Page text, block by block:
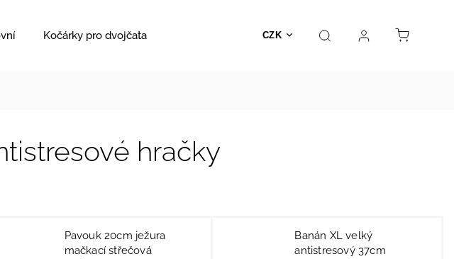
CZK
Kočárky pro dvojčata Hračky Prodejna Kontakt
hračky
Pavouk 20cm ježura
mačkací střečová
Banán XL velký
antistresový 37cm